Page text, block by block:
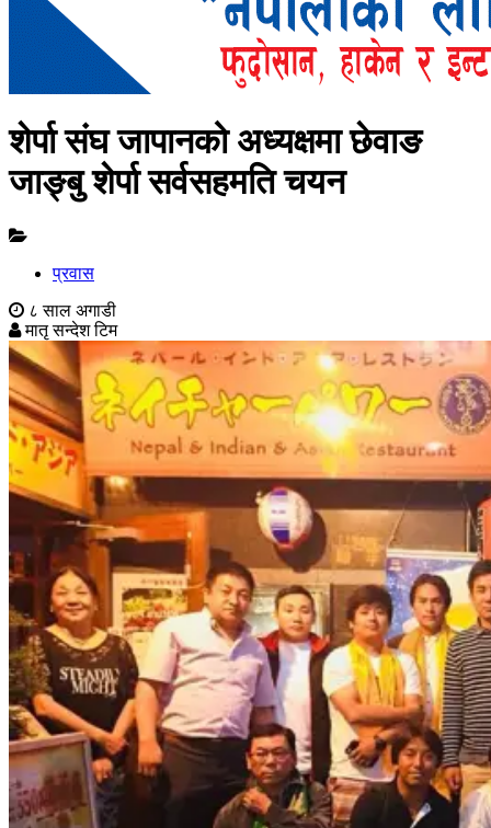
शेर्पा संघ जापानको अध्यक्षमा छेवाङ
जाङ्बु शेर्पा सर्वसहमति चयन
प्रवास
८ साल अगाडी
मातृ सन्देश टिम